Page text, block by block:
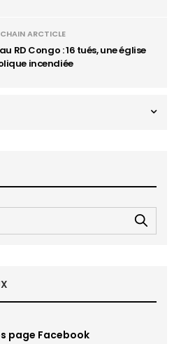
ARCTICLE
RD Congo : 16 tués, une église
incendiée
page Facebook